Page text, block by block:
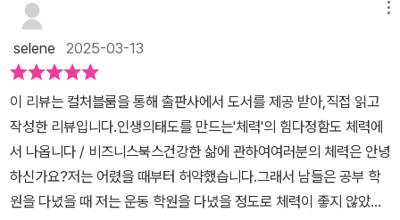
사람하는 것이 시작이다.펜데믹 으로 재택근무가 실시되고, 캘리포니
아 산불로한 달 내내 집 안에만 있어야 한다.가슴은 짓누르는 듯 답답
하고, 속은 얹힌 듯하다.활동량이 줄어드니 살이 찐다.K-팝댄스 를 홈
트 로 시작한다.열심히 몸을 움직이면 땀으로 흠벅 적고 몸도 개운해
진다.아침에 일어나면 맨손 체조를 하며 스트레칭 을 한다.몸을 움직
일 수 없다는 건 정신 건강에 바로 영향을 미친다.몸을 움직여 잠깐 걷
는 것만으로도 힘겨움과 고민의상당 부분을 덜어낼 수 있다.겨울이
끝나가고 봄이 시작되는 길목, 여름이 지나가고가을이 시작되는 계절
인생도 달라질 수 있다는책에서 저자의 의견대로 우리가 서로에게 더
친절하고 이해심 있게 대하려면, 먼저 자신이 건강해야 한다는 점이
중요한 것 같아요.다정함도 체력에서 나옵니다 이 책은 체력이 우리
의 삶의 질을 어떻게 향상시킬 수 있는지를 강조하면서, 스스로의 건
강을 챙기고 더 나은 관계를 유지하기 위해 노력해야겠다는 생각이
들게 해요. 동기부여 책으로 우리의 삶을 더 풍요롭게 만들어주는 길
잡이가 되어주는 책이에요. 정말 많은 감명을 받았답니다!#다정함도
체력에서나옵니다#비즈니스북스#정김경숙#로이스김#컬처블룸 #
들 저녁식사라도 챙길 수 있다. 그것도 주 후반으로 갈수록 성능 떨어
진 배터리마냥 충전이 잘 안되어 퇴근 후부터는 '나이스하지 못한 아
내', '센서티브한 엄마'모드가 되어버린다. 그런 나이기에 '다정함도 체
력에서 나옵니다'라는 이 책의 제목은 내가 매일 몸으로 체감하고 있
는 국룰이기도 하다. 50세에 구글 본사에 취직했다는 저자의 그
후 행보는 역시 범상치 않다. 다양한 경험을 얻기 위해 실리콘 밸리 N
잡러가 되어 '갭이어(gap year) 프로젝트'를 진행했다는 그녀는 하
루 24시간을 쪼개으 미국 대형마트인 트레이더조의 매니저, 스타벅
스의 바리스타, 공유택시 운전사, 고양이 돌보미까지 다양한 아르바
selene 2025-03-13
이 리뷰는 컬처블룸을 통해 출판사에서 도서를 제공 받아,직접 읽고
작성한 리뷰입니다.인생의태도를 만드는'체력'의 힘다정함도 체력에
서 나옵니다 / 비즈니스북스건강한 삶에 관하여여러분의 체력은 안녕
하신가요?저는 어렸을 때부터 허약했습니다.그래서 남들은 공부 학
원을 다녔을 때 저는 운동 학원을 다녔을 정도로 체력이 좋지 않았지